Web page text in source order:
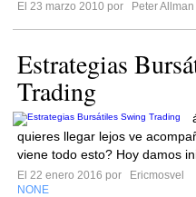
El 23 marzo 2010 por
Peter Allman
Estrategias
Trading
quieres llegar lejos ve
viene todo esto? Hoy damos
El 22 enero 2016 por
Ericmosvel
NONE